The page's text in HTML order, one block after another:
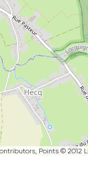
Points © 2012